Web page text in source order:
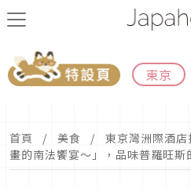
東京
首頁 美食
東京灣洲際酒
畫的南法饗宴～」，品味普羅旺斯